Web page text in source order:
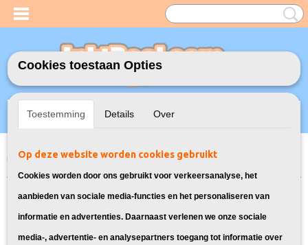
Inloggen Registreren
UW WINKELWAGEN
Home>Toners>Geschikt voor Brother>Huismerk Brother TN-325
Cookies toestaan Opties
Toestemming Details Over
Op deze website worden cookies gebruikt
Cookies worden door ons gebruikt voor verkeersanalyse, het
aanbieden van sociale media-functies en het personaliseren van
informatie en advertenties. Daarnaast verlenen we onze sociale
media-, advertentie- en analysepartners toegang tot informatie over